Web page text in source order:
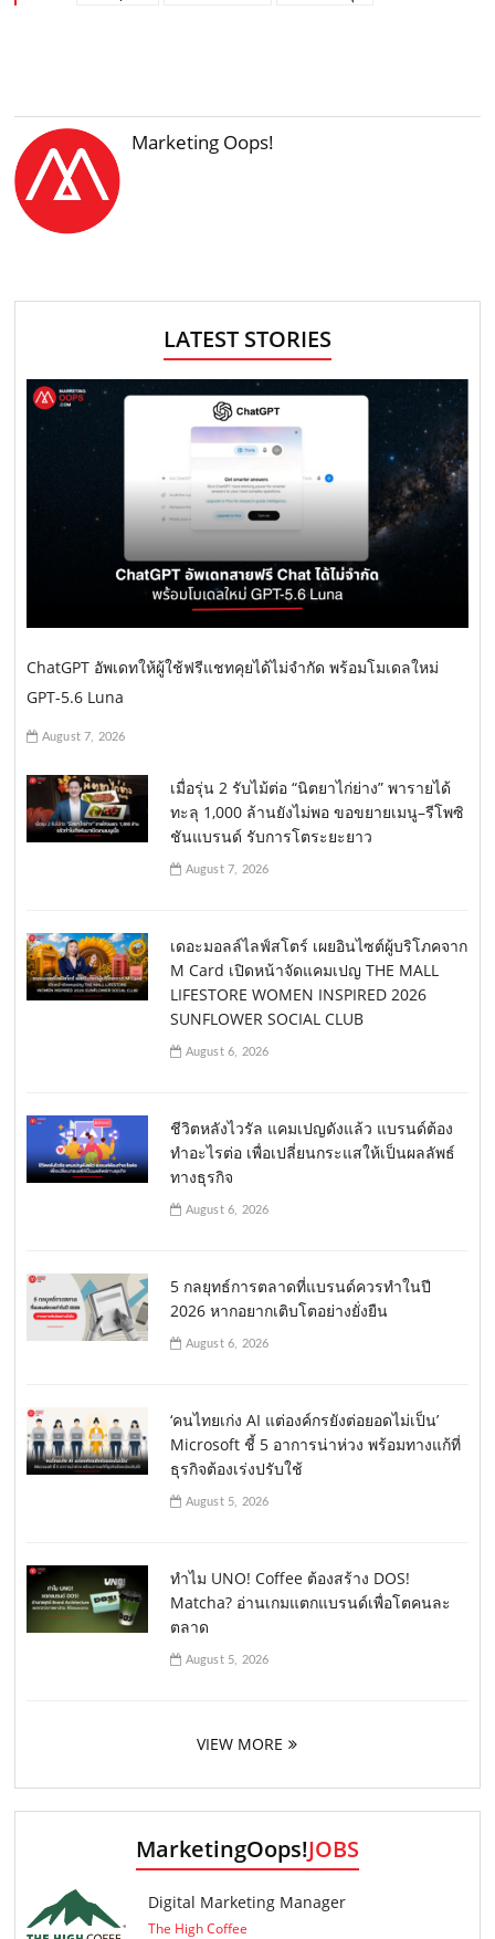
Marketing Oops!
LATEST STORIES
ChatGPT อัพเดทให้ผู้ใช้ฟรีแชทคุยได้ไม่จำกัด พร้อมโมเดลใหม่
GPT-5.6 Luna
August 7, 2026
เมื่อรุ่น 2 รับไม้ต่อ “นิตยาไก่ย่าง” พารายได้
ทะลุ 1,000 ล้านยังไม่พอ ขอขยายเมนู–รีโพซิ
ชันแบรนด์ รับการโตระยะยาว
August 7, 2026
เดอะมอลล์ไลฟ์สโตร์ เผยอินไซต์ผู้บริโภคจาก
M Card เปิดหน้าจัดแคมเปญ THE MALL
LIFESTORE WOMEN INSPIRED 2026
SUNFLOWER SOCIAL CLUB
August 6, 2026
ชีวิตหลังไวรัล แคมเปญดังแล้ว แบรนด์ต้อง
ทำอะไรต่อ เพื่อเปลี่ยนกระแสให้เป็นผลลัพธ์
ทางธุรกิจ
August 6, 2026
5 กลยุทธ์การตลาดที่แบรนด์ควรทำในปี
2026 หากอยากเติบโตอย่างยั่งยืน
August 6, 2026
‘คนไทยเก่ง AI แต่องค์กรยังต่อยอดไม่เป็น’
Microsoft ชี้ 5 อาการน่าห่วง พร้อมทางแก้ที่
ธุรกิจต้องเร่งปรับใช้
August 5, 2026
ทำไม UNO! Coffee ต้องสร้าง DOS!
Matcha? อ่านเกมแตกแบรนด์เพื่อโตคนละ
ตลาด
August 5, 2026
VIEW MORE
MarketingOops!JOBS
Digital Marketing Manager
The High Coffee